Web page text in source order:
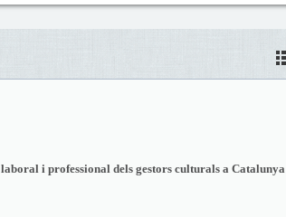
i professional dels gestors culturals a Catalunya